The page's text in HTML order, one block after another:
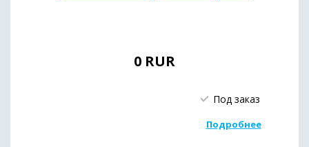
0 RUR
Под заказ
Подробнее